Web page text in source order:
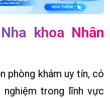
khoa Nhân
phòng khám uy tín, có
trong lĩnh vực